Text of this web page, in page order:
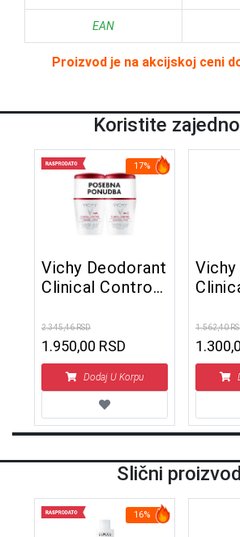
EAN
Proizvod je na akcijskoj ceni
Koristite
17%
Vichy Deodorant
Clinical Control
dezodorans
protiv
neprijatnih
mirisa do 96h
2.345,46 RSD
1.950,00 RSD
Dodaj U Korpu
96h
1.562,40
Slični
16%